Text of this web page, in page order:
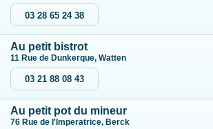
03 28 65 24 38
Au petit bistrot
11 Rue de Dunkerque, Watten
03 21 88 08 43
Au petit pot du mineur
76 Rue de l'Imperatrice, Berck